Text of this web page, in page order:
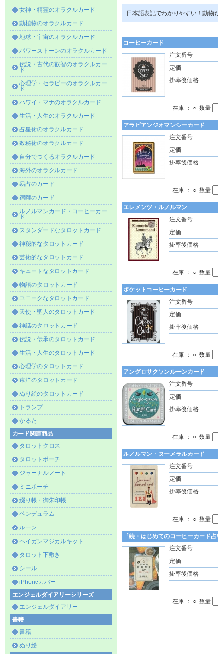
女神・精霊のオラクルカード
動植物のオラクルカード
地球・宇宙のオラクルカード
パワーストーンのオラクルカード
伝説・古代の叡智のオラクルカー
ド
心理学・セラピーのオラクルカー
ド
ハワイ・マナのオラクルカード
生活・人生のオラクルカード
占星術のオラクルカード
数秘術のオラクルカード
自分でつくるオラクルカード
海外のオラクルカード
易占のカード
宿曜のカード
ルノルマンカード・コーヒーカー
ド
スタンダードなタロットカード
神秘的なタロットカード
芸術的なタロットカード
キュートなタロットカード
物語のタロットカード
ユニークなタロットカード
天使・聖人のタロットカード
神話のタロットカード
伝説・伝承のタロットカード
生活・人生のタロットカード
心理学のタロットカード
東洋のタロットカード
ぬり絵のタロットカード
トランプ
かるた
カード関連商品
タロットクロス
タロットポーチ
ジャーナルノート
ミニポーチ
綴り帳・御朱印帳
ペンデュラム
ルーン
ペイガンマジカルキット
タロット下敷き
シール
iPhoneカバー
エンジェルダイアリーシリーズ
エンジェルダイアリー
書籍
書籍
ぬり絵
日本語表記でわかりやすい！動物
コーヒーカード
注文番号
定価
掛率後価格
在庫 ： ○ 数量
アラビアンジオマンシーカード
注文番号
定価
掛率後価格
在庫 ： ○ 数量
エレメンツ・ルノルマン
注文番号
定価
掛率後価格
在庫 ： ○ 数量
ポケットコーヒーカード
注文番号
定価
掛率後価格
在庫 ： ○ 数量
アングロサクソンルーンカード
注文番号
定価
掛率後価格
在庫 ： ○ 数量
ルノルマン・ヌーメラルカード
注文番号
定価
掛率後価格
在庫 ： ○ 数量
『続・はじめてのコーヒーカード占
注文番号
定価
掛率後価格
在庫 ： ○ 数量